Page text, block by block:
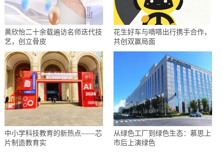
黄欣怡二十余载遍访名师迭代技
艺，创立骨皮
花生好车与嘀嗒出行携手合作，
共创双赢局面
中小学科技教育的新热点——芯
片制造教育实
从绿色工厂到绿色生态：慕思上
市后上演绿色